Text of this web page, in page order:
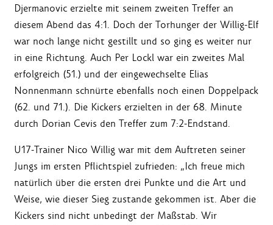
Djermanovic erzielte mit seinem zweiten Treffer an
diesem Abend das 4:1. Doch der Torhunger der Willig-Elf
war noch lange nicht gestillt und so ging es weiter nur
in eine Richtung. Auch Per Lockl war ein zweites Mal
erfolgreich (51.) und der eingewechselte Elias
Nonnenmann schnürte ebenfalls noch einen Doppelpack
(62. und 71.). Die Kickers erzielten in der 68. Minute
durch Dorian Cevis den Treffer zum 7:2-Endstand.
U17-Trainer Nico Willig war mit dem Auftreten seiner
Jungs im ersten Pflichtspiel zufrieden: „Ich freue mich
natürlich über die ersten drei Punkte und die Art und
Weise, wie dieser Sieg zustande gekommen ist. Aber die
Kickers sind nicht unbedingt der Maßstab. Wir